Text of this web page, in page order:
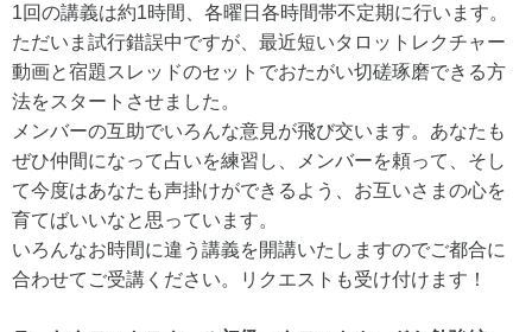
1回の講義は約1時間、各曜日各時間帯不定期に行います。
ただいま試行錯誤中ですが、最近短いタロットレクチャー
動画と宿題スレッドのセットでおたがい切磋琢磨できる方
法をスタートさせました。
メンバーの互助でいろんな意見が飛び交います。あなたも
ぜひ仲間になって占いを練習し、メンバーを頼って、そし
て今度はあなたも声掛けができるよう、お互いさまの心を
育てばいいなと思っています。
いろんなお時間に違う講義を開講いたしますのでご都合に
合わせてご受講ください。リクエストも受け付けます！